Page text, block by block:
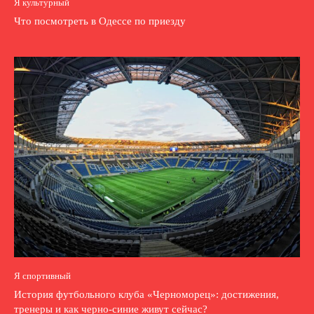
Я культурный
Что посмотреть в Одессе по приезду
Я спортивный
История футбольного клуба «Черноморец»: достижения,
тренеры и как черно-синие живут сейчас?